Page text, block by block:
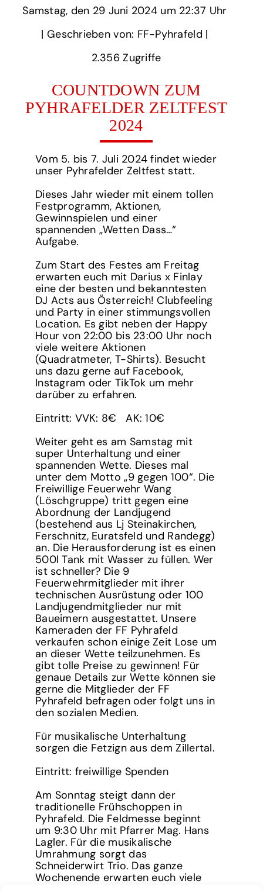
Samstag,
‎| Geschrieben von: FF-Pyhrafeld | ‎
2.356‏‏‎ ‎Zugriffe
COUNTDOWN ZUM
PYHRAFELDER ZELTFEST
2024
Vom 5. bis 7. Juli 2024 findet wieder
unser Pyhrafelder Zeltfest statt.
Dieses Jahr wieder mit einem tollen
Festprogramm, Aktionen,
Gewinnspielen und einer
spannenden „Wetten Dass…“
Aufgabe.
Zum Start des Festes am Freitag
erwarten euch mit Darius x Finlay
eine der besten und bekanntesten
DJ Acts aus Österreich! Clubfeeling
und Party in einer stimmungsvollen
Location. Es gibt neben der Happy
Hour von 22:00 bis 23:00 Uhr noch
viele weitere Aktionen
(Quadratmeter, T-Shirts). Besucht
uns dazu gerne auf Facebook,
Instagram oder TikTok um mehr
darüber zu erfahren.
Eintritt: VVK: 8€ AK: 10€
Weiter geht es am Samstag mit
super Unterhaltung und einer
spannenden Wette. Dieses mal
unter dem Motto „9 gegen 100“. Die
Freiwillige Feuerwehr Wang
(Löschgruppe) tritt gegen eine
Abordnung der Landjugend
(bestehend aus Lj Steinakirchen,
Ferschnitz, Euratsfeld und Randegg)
an. Die Herausforderung ist es einen
500l Tank mit Wasser zu füllen. Wer
ist schneller? Die 9
Feuerwehrmitglieder mit ihrer
technischen Ausrüstung oder 100
Landjugendmitglieder nur mit
Baueimern ausgestattet. Unsere
Kameraden der FF Pyhrafeld
verkaufen schon einige Zeit Lose um
an dieser Wette teilzunehmen. Es
gibt tolle Preise zu gewinnen! Für
genaue Details zur Wette können sie
gerne die Mitglieder der FF
Pyhrafeld befragen oder folgt uns in
den sozialen Medien.
Für musikalische Unterhaltung
sorgen die Fetzign aus dem Zillertal.
Eintritt: freiwillige Spenden
Am Sonntag steigt dann der
traditionelle Frühschoppen in
Pyhrafeld. Die Feldmesse beginnt
um 9:30 Uhr mit Pfarrer Mag. Hans
Lagler. Für die musikalische
Umrahmung sorgt das
Schneiderwirt Trio. Das ganze
Wochenende erwarten euch viele